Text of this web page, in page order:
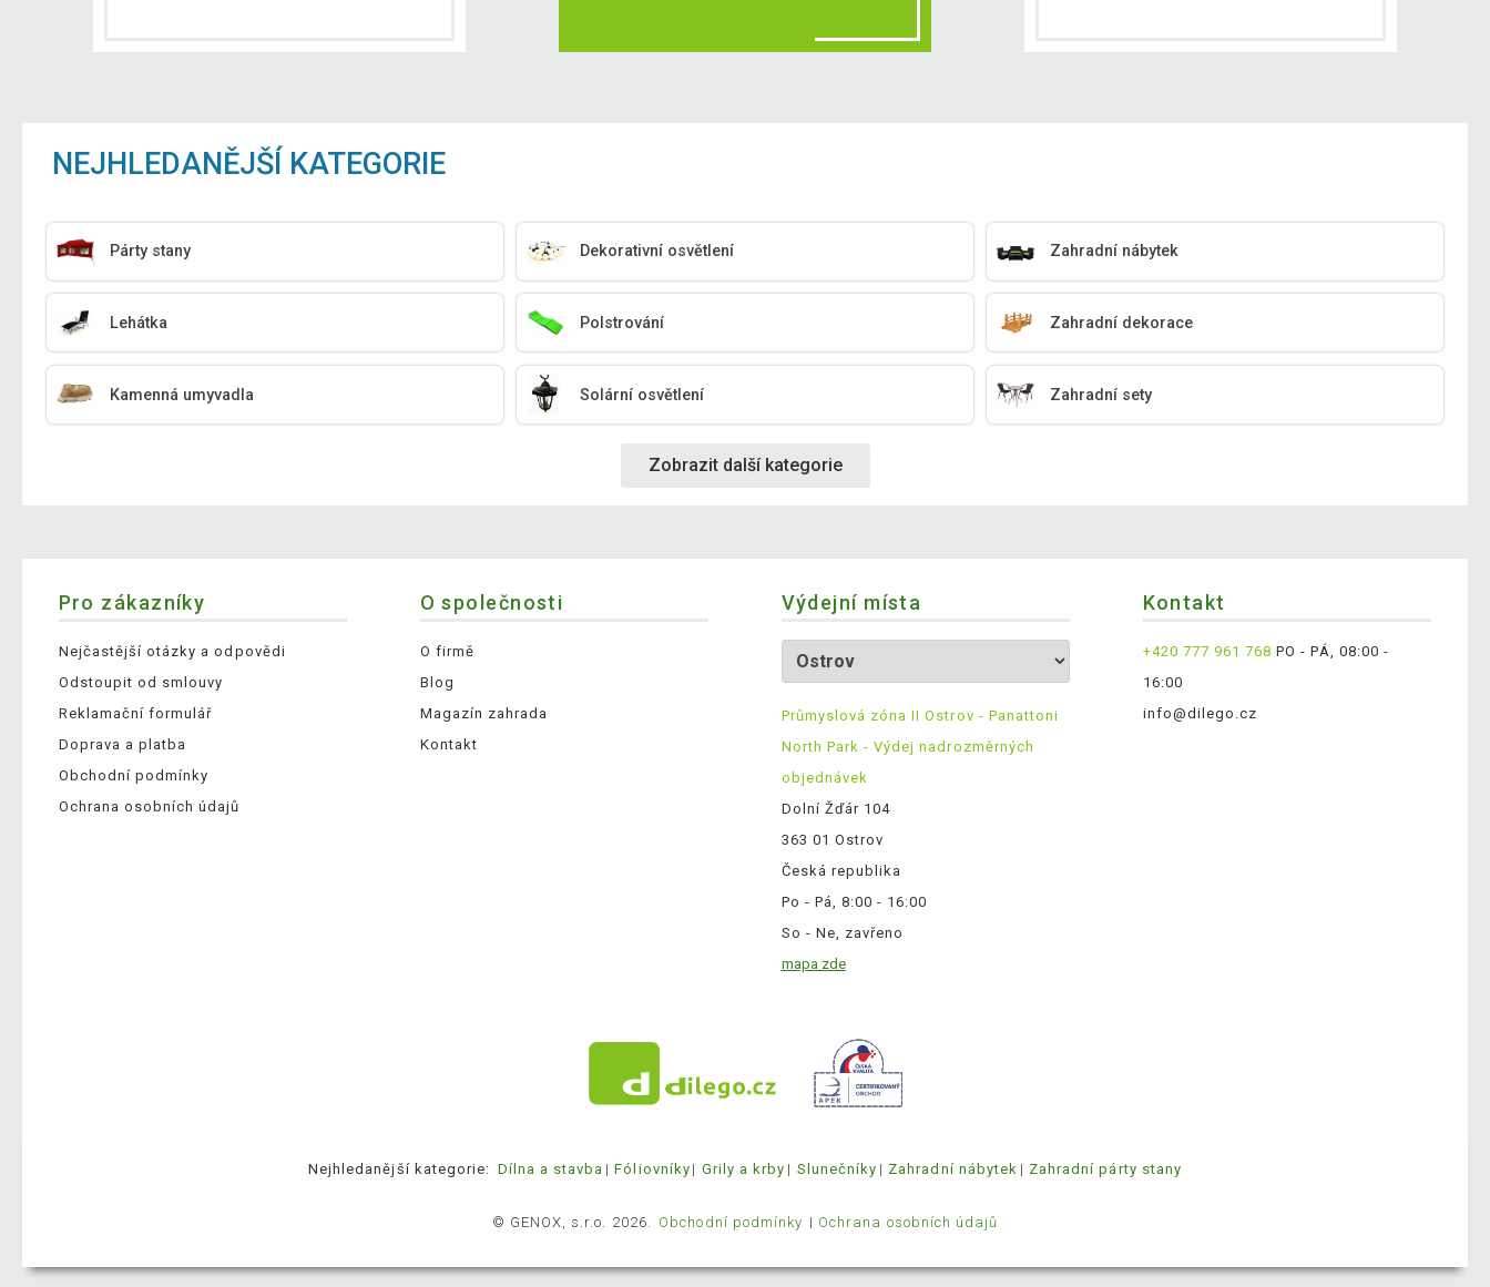
NEJHLEDANĚJŠÍ KATEGORIE
Párty stany Dekorativní osvětlení Zahradní nábytek
Lehátka Polstrování Zahradní dekorace
Kamenná umyvadla Solární osvětlení Zahradní sety
Zobrazit další kategorie
Pro zákazníky
Nejčastější otázky a odpovědi
Odstoupit od smlouvy
Reklamační formulář
Doprava a platba
Obchodní podmínky
Ochrana osobních údajů
O společnosti
O firmě
Blog
Magazín zahrada
Kontakt
Výdejní místa
Průmyslová zóna II Ostrov - Panattoni
North Park - Výdej nadrozměrných
objednávek
Dolní Žďár 104
363 01 Ostrov
Česká republika
Po - Pá, 8:00 - 16:00
So - Ne, zavřeno
mapa zde
Kontakt
+420 777 961 768 PO - PÁ, 08:00 -
16:00
info@dilego.cz
Nejhledanější kategorie: Dílna a stavba Fóliovníky Grily a krby Slunečníky Zahradní nábytek Zahradní párty stany
© GENOX, s.r.o. 2026. Obchodní podmínky Ochrana osobních údajů